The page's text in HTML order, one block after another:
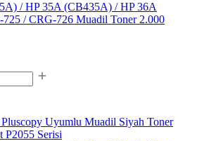
/ HP 35A (CB435A) / HP 36A
/ CRG-726 Muadil Toner 2.000